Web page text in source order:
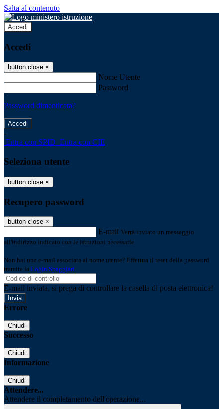
Salta al contenuto
Accedi
Accedi
button close ×
Nome Utente
Password
Password dimenticata?
-
Entra con SPID Entra con CIE
Seleziona utente
button close ×
Recupero password
button close ×
E-mail Verrà inviato un messaggio
all'indirizzo indicato con le istruzioni necessarie.
Non hai una e-mail associata al nome utente? Effettua il reset della password
tramite la Login Spaggiari
E-mail inviata, si prega di controllare la casella di posta elettronica!
Errore
Chiudi
Successo
Chiudi
Informazione
Chiudi
Attendere...
Attendere il completamento dell'operazione...